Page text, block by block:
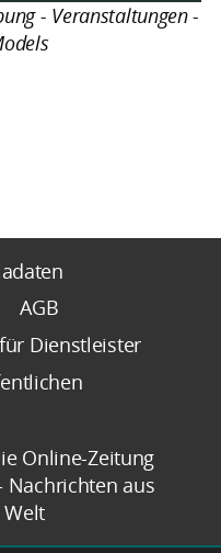
- Veranstaltungen -
AGB
Dienstleister
Online-Zeitung
Nachrichten aus